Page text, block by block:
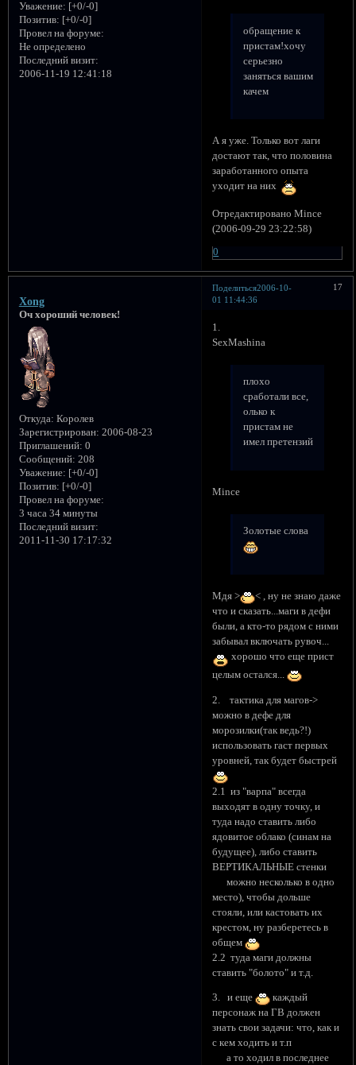
Уважение: [+0/-0]
Позитив: [+0/-0]
Провел на форуме:
Не определено
Последний визит:
2006-11-19 12:41:18
обращение к
пристам!хочу
серьезно
заняться вашим
качем
А я уже. Только вот лаги
достают так, что половина
заработанного опыта
уходит на них
Отредактировано Mince
(2006-09-29 23:22:58)
0
Поделиться 17
2006-10-
01 11:44:36
Xong
Оч хороший человек!
Откуда: Королев
Зарегистрирован: 2006-08-23
Приглашений: 0
Сообщений: 208
Уважение: [+0/-0]
Позитив: [+0/-0]
Провел на форуме:
3 часа 34 минуты
Последний визит:
2011-11-30 17:17:32
1.
SexMashina
плохо
сработали все,
олько к
пристам не
имел претензий
Mince
Золотые слова
Мдя >
< , ну не знаю даже
что и сказать...маги в дефи
были, а кто-то рядом с ними
забывал включать рувоч...
хорошо что еще прист
целым остался...
2. тактика для магов->
можно в дефе для
морозилки(так ведь?!)
использовать гаст первых
уровней, так будет быстрей
2.1 из "варпа" всегда
выходят в одну точку, и
туда надо ставить либо
ядовитое облако (синам на
будущее), либо ставить
ВЕРТИКАЛЬНЫЕ стенки
можно несколько в одно
место), чтобы дольше
стояли, или кастовать их
крестом, ну разберетесь в
общем
2.2 туда маги должны
ставить "болото" и т.д.
3. и еще
каждый
персонаж на ГВ должен
знать свои задачи: что, как и
с кем ходить и т.п
а то ходил в последнее